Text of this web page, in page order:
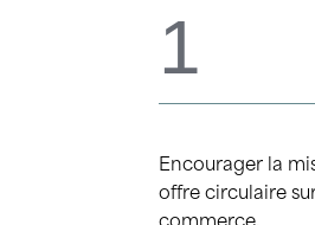
1
Encourager la
offre circulaire